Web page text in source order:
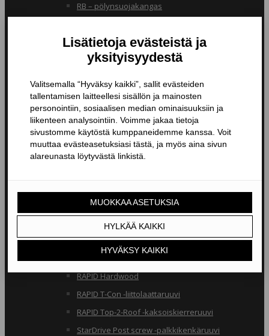
RB – pölynsuojakangas
Butyylinauhat ja -teipit
Liitosnauhat
Tiivistyspinnoitteet ja -massat
Tiivistysteipit
Pohjustusaineet ja tarvikkeet
Nanopinnoitteet
RAPID osakierreruuvit
StarDrive GPR osakierreruuvit
Klimas täyskierreruuvit
RAPID Hardwood
RAPID T-Con -liittolaattaruuvi
RAPID Top-2-Roof -kaksoiskierreruuvi
StarDrive Post screw -palkkikenkäruuvi